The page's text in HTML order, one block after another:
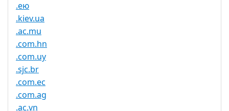
.ею
.kiev.ua
.ac.mu
.com.hn
.com.uy
.sjc.br
.com.ec
.com.ag
.ac.vn